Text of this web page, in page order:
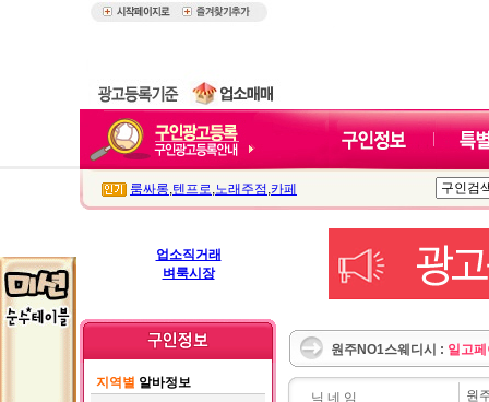
룸싸롱,텐프로,노래주점 ,카페
업소직거래
벼룩시장
지역별 알바정보
원주NO1스웨디시 : 일고
닉 네 임
원